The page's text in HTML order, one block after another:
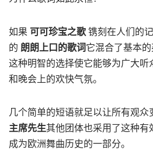
如果 可可珍宝之歌 镌刻在人们的
的 朗朗上口的歌词 它混合了基本的
这种明智的选择使它能够为广大听
和晚会上的欢快气氛。
几个简单的短语就足以让所有观众
主席先生其他团体也采用了这种有
成为欧洲舞曲历史的一部分。